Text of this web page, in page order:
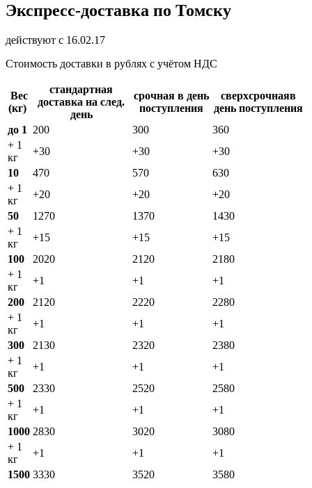
Экспресс-доставка по Томску
действуют с 16.02.17
Стоимость доставки в рублях с учётом НДС
Вес
(кг)
стандартная
доставка на след.
день
срочнаяв день
поступления
сверхсрочнаяв
день поступления
до 1
200 300
360
+ 1
кг
+30 +30
+30
10
470 570
630
+ 1
кг
+20 +20
+20
50
1270 1370
1430
+ 1
кг
+15 +15
+15
100
2020 2120
2180
+ 1
кг
+1 +1
+1
200
2120 2220
2280
+ 1
кг
+1 +1
+1
300
2130 2320
2380
+ 1
кг
+1 +1
+1
500
2330 2520
2580
+ 1
кг
+1 +1
+1
1000 2830 3020
3080
+ 1
кг
+1 +1
+1
1500 3330 3520 3580